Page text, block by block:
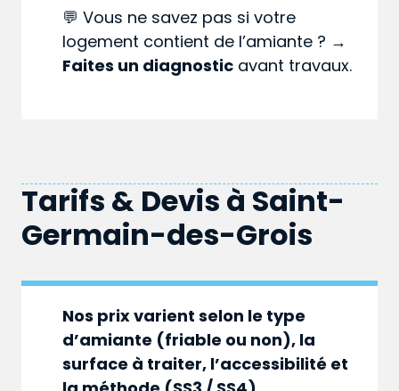
💬 Vous ne savez pas si votre
logement contient de l’amiante ? →
Faites un diagnostic avant travaux.
Tarifs & Devis à Saint-
Germain-des-Grois
Nos prix varient selon le type
d’amiante (friable ou non), la
surface à traiter, l’accessibilité et